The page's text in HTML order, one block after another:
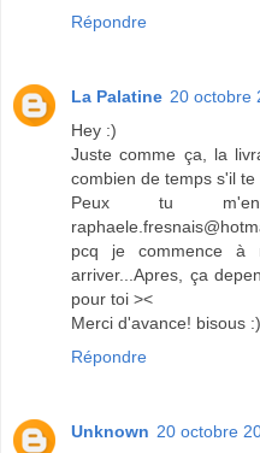
Répondre
La Palatine 20 octobre
Hey :)
Juste comme ça, la
combien de temps s'il te
Peux tu
pcq je commence à
arriver...Apres, ça
pour toi ><
Merci d'avance! bisous :)
Répondre
Unknown 20 octobre